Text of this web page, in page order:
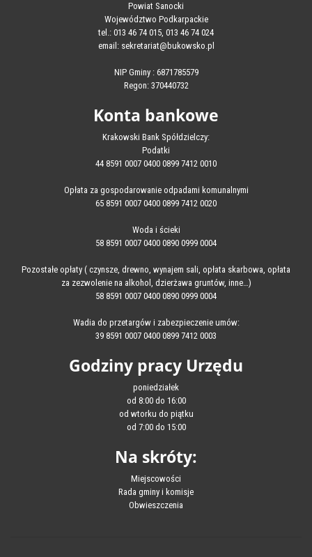
Powiat Sanocki
Województwo Podkarpackie
tel.: 013 46 74 015, 013 46 74 024
email: sekretariat@bukowsko.pl
NIP Gminy : 6871785579
Regon: 370440732
Konta bankowe
Krakowski Bank Spółdzielczy:
Podatki
44 8591 0007 0400 0899 7412 0010
Opłata za gospodarowanie odpadami komunalnymi
65 8591 0007 0400 0899 7412 0020
Woda i ścieki
58 8591 0007 0400 0890 0999 0004
Pozostałe opłaty ( czynsze, drewno, wynajem sali, opłata skarbowa, opłata
za zezwolenie na alkohol, dzierżawa gruntów, inne…)
58 8591 0007 0400 0890 0999 0004
Wadia do przetargów i zabezpieczenie umów:
39 8591 0007 0400 0899 7412 0003
Godziny pracy Urzędu
poniedziałek
od 8:00 do 16:00
od wtorku do piątku
od 7:00 do 15:00
Na skróty:
Miejscowości
Rada gminy i komisje
Obwieszczenia